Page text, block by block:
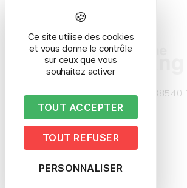
8 avenue de la gare – 88540
Tél. 03 29 61 50 37
Ce site utilise des cookies
et vous donne le contrôle
sur ceux que vous
souhaitez activer
TOUT ACCEPTER
TOUT REFUSER
PERSONNALISER